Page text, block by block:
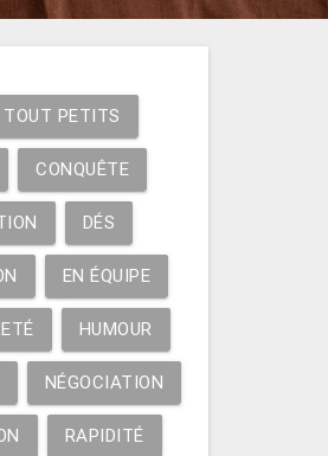
TOUT PETITS
CONQUÊTE
DÉS
EN ÉQUIPE
HUMOUR
NÉGOCIATION
RAPIDITÉ